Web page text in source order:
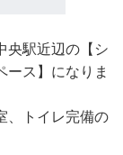
央駅近辺の【シ
ース】になりま
、トイレ完備の